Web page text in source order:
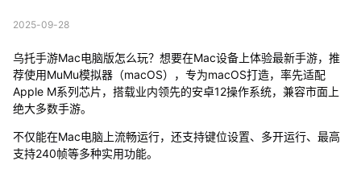
2025-09-28
乌托手游Mac电脑版怎么玩？想要在Mac设备上体验最新手游，推
荐使用MuMu模拟器（macOS），专为macOS打造，率先适配
Apple M系列芯片，搭载业内领先的安卓12操作系统，兼容市面上
绝大多数手游。
不仅能在Mac电脑上流畅运行，还支持键位设置、多开运行、最高
支持240帧等多种实用功能。